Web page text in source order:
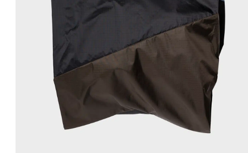
4 maanden
Ik was een dagje
en ik kwam deze
winkel tegen! Ze